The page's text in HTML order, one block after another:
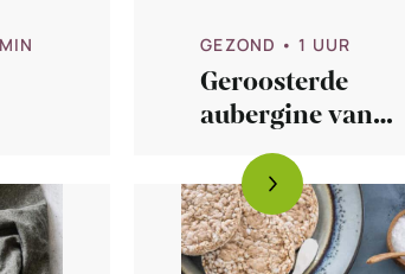
GEZOND • 1 UUR
Geroosterde
aubergine van
Yotam Ottolenghi